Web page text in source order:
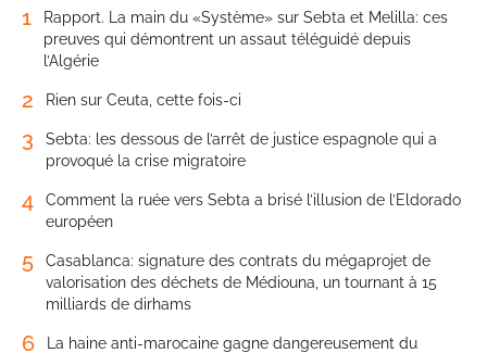
1
Rapport. La main du «Système» sur Sebta et Melilla: ces
preuves qui démontrent un assaut téléguidé depuis
l’Algérie
2 Rien sur Ceuta, cette fois-ci
3
Sebta: les dessous de l’arrêt de justice espagnole qui a
provoqué la crise migratoire
4
Comment la ruée vers Sebta a brisé l’illusion de l’Eldorado
européen
5
Casablanca: signature des contrats du mégaprojet de
valorisation des déchets de Médiouna, un tournant à 15
milliards de dirhams
6
La haine anti-marocaine gagne dangereusement du